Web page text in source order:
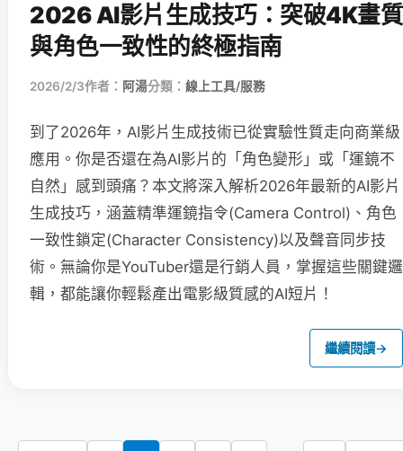
2026 AI影片生成技巧：突破4K畫質
與角色一致性的終極指南
2026/2/3作者： 阿湯分類： 線上工具/服務
到了2026年，AI影片生成技術已從實驗性質走向商業級
應用。你是否還在為AI影片的「角色變形」或「運鏡不
自然」感到頭痛？本文將深入解析2026年最新的AI影片
生成技巧，涵蓋精準運鏡指令(Camera Control)、角色
一致性鎖定(Character Consistency)以及聲音同步技
術。無論你是YouTuber還是行銷人員，掌握這些關鍵邏
輯，都能讓你輕鬆產出電影級質感的AI短片！
繼續閱讀→